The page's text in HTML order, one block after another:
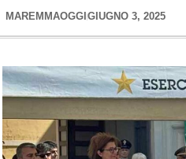
MAREMMAOGGI GIUGNO 3, 2025